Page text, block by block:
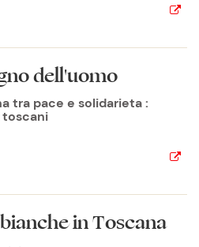
dell'uomo
tra pace e solidarieta :
toscani
in Toscana